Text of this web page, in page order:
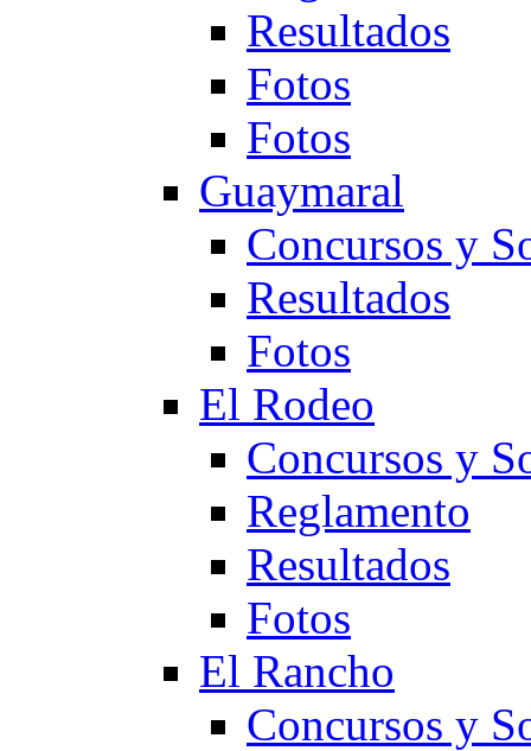
Resultados
Fotos
Fotos
Guaymaral
Concursos y
Resultados
Fotos
El Rodeo
Concursos y
Reglamento
Resultados
Fotos
El Rancho
Concursos y